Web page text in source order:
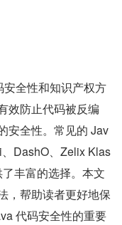
全性和知识产权方
效防止代码被反编
安全性。常见的 Jav
DashO、Zelix Klas
丰富的选择。本文
，帮助读者更好地保
代码安全性的重要